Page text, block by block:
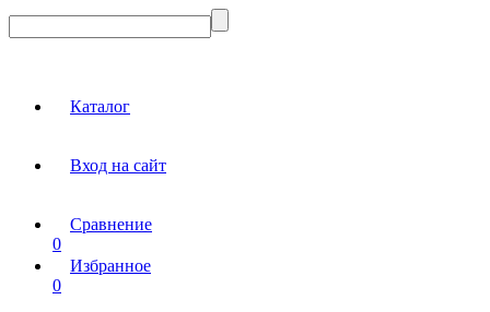
Каталог
Вход на сайт
Сравнение
0
Избранное
0